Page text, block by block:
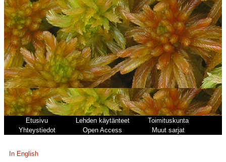
Etusivu Lehden käytänteet
Toimituskunta
Yhteystiedot
Open Access Muut sarjat
In English